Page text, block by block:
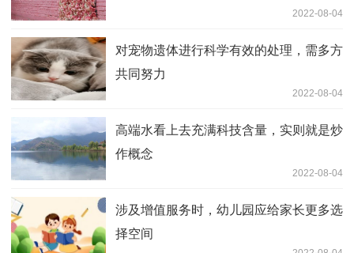
2022-08-04
对宠物遗体进行科学有效的处理，需多方
共同努力
2022-08-04
高端水看上去充满科技含量，实则就是炒
作概念
2022-08-04
涉及增值服务时，幼儿园应给家长更多选
择空间